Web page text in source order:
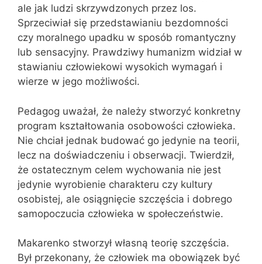
ale jak ludzi skrzywdzonych przez los.
Sprzeciwiał się przedstawianiu bezdomności
czy moralnego upadku w sposób romantyczny
lub sensacyjny. Prawdziwy humanizm widział w
stawianiu człowiekowi wysokich wymagań i
wierze w jego możliwości.
Pedagog uważał, że należy stworzyć konkretny
program kształtowania osobowości człowieka.
Nie chciał jednak budować go jedynie na teorii,
lecz na doświadczeniu i obserwacji. Twierdził,
że ostatecznym celem wychowania nie jest
jedynie wyrobienie charakteru czy kultury
osobistej, ale osiągnięcie szczęścia i dobrego
samopoczucia człowieka w społeczeństwie.
Makarenko stworzył własną teorię szczęścia.
Był przekonany, że człowiek ma obowiązek być